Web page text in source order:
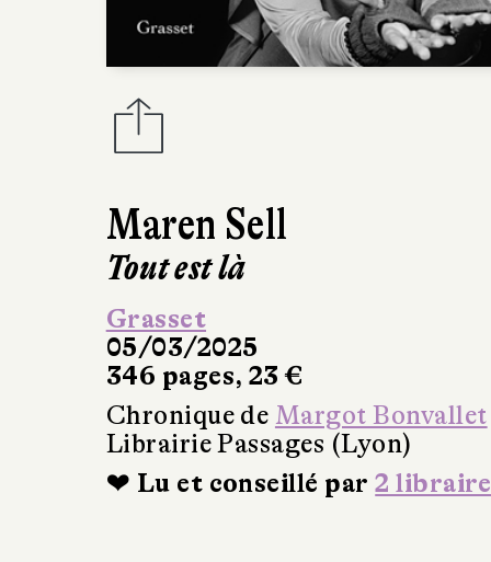
Maren Sell
Tout est là
Grasset
05/03/2025
346 pages, 23 €
Chronique de Margot Bonvallet
Librairie Passages (Lyon)
❤ Lu et conseillé par2